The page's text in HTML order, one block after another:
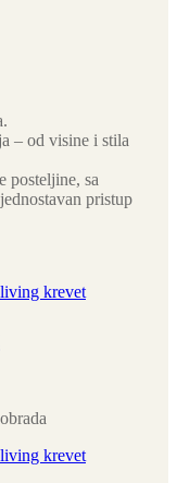
– od visine i stila
posteljine, sa
pristup